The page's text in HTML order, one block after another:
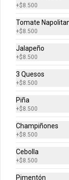
+$8.500
Tomate
+$8.500
Jalapeño
+$8.500
3 Quesos
+$8.500
Piña
+$8.500
Champiñones
+$8.500
Cebolla
+$8.500
Pimentón